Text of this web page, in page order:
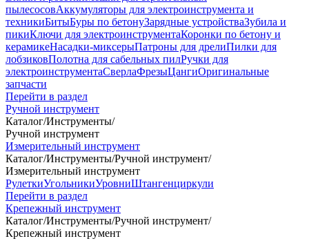
пылесосовАккумуляторы для электроинструмента и
техникиБитыБуры по бетонуЗарядные устройстваЗубила и
пикиКлючи для электроинструментаКоронки по бетону и
керамикеНасадки-миксерыПатроны для дрелиПилки для
лобзиковПолотна для сабельных пилРучки для
электроинструментаСверлаФрезыЦангиОригинальные
запчасти
Перейти в раздел
Ручной инструмент
Каталог/Инструменты/
Ручной инструмент
Измерительный инструмент
Каталог/Инструменты/Ручной инструмент/
Измерительный инструмент
РулеткиУгольникиУровниШтангенциркули
Перейти в раздел
Крепежный инструмент
Каталог/Инструменты/Ручной инструмент/
Крепежный инструмент